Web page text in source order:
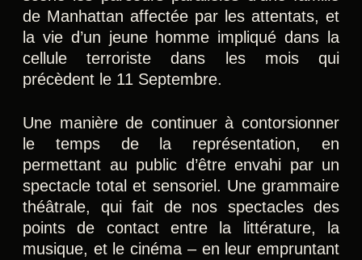
de Manhattan affectée par les attentats, et
la vie d’un jeune homme impliqué dans la
cellule terroriste dans les mois qui
précèdent le 11 Septembre.
Une manière de continuer à contorsionner
le temps de la représentation, en
permettant au public d’être envahi par un
spectacle total et sensoriel. Une grammaire
théâtrale, qui fait de nos spectacles des
points de contact entre la littérature, la
musique, et le cinéma – en leur empruntant